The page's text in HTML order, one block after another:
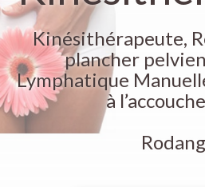
Kinésithérapeute,
plancher
Lymphatique
à